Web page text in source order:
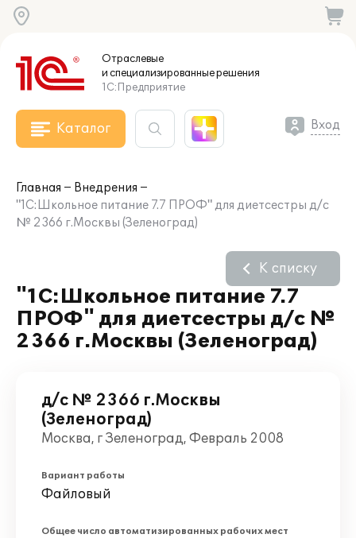
Отраслевые
и специализированныерешения
1С:Предприятие
Каталог Вход
Главная
Внедрения
"1С:Школьное питание 7.7 ПРОФ" для диетсестры д/с
№ 2366 г.Москвы (Зеленоград)
"1С:Школьное питание 7.7
ПРОФ" для диетсестры д/с №
2366 г.Москвы (Зеленоград)
К списку
д/с № 2366 г.Москвы
(Зеленоград)
Москва, г Зеленоград, Февраль 2008
Вариант работы
Файловый
Общее число автоматизированных рабочих мест